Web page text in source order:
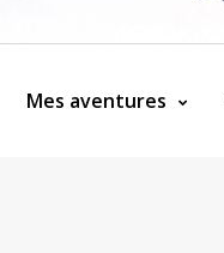
Mes aventures